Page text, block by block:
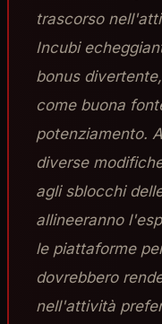
trascorso
Incubi
bonus
come buona
potenziamento.
diverse
agli sblocchi
allineeranno
le piattaforme
dovrebbero
nell'attività